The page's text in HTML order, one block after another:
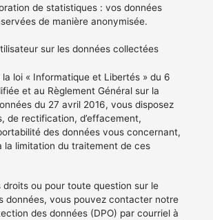
de statistiques : vos données
de manière anonymisée.
sur les données collectées
loi « Informatique et Libertés » du 6
et au Règlement Général sur la
du 27 avril 2016, vous disposez
de rectification, d’effacement,
des données vous concernant,
la limitation du traitement de ces
droits ou pour toute question sur le
données, vous pouvez contacter notre
des données (DPO) par courriel à